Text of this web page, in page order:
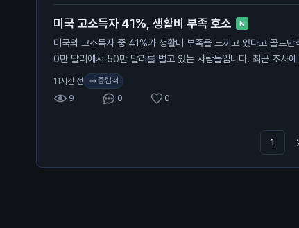
니다. 이 뉴스는 일반 투자자에게 중요합니다. 트럼프의 세금 유
크며, 법안 통과 여부가 투자 환경에 직접적인 영향을 줄 수 있습니
미국 고소득자 41%, 생활비 부족 호소 N
미국의 고소득자 중 41%가 생활비 부족을 느끼고 있다고 골드
0만 달러에서 50만 달러를 벌고 있는 사람들입니다. 최근 조사
생활비 부족을 겪고 있다고 합니다. 특히 30만 달러에서 50만 달
비율이 크게 증가했습니다. 50만 달러 이상을 버는 사람들도
합니다. 이 소식은 고소득자들도 경제적 어려움을 겪고 있다는 점
11시간 전 중립적
9 0 0
1